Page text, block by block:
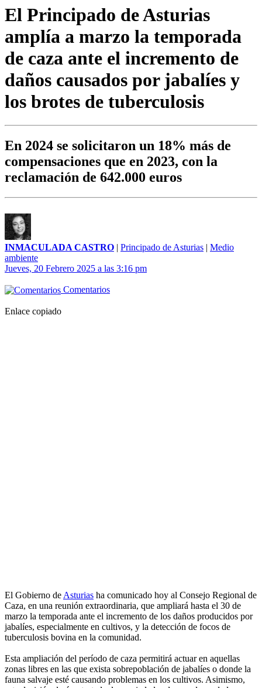
El Principado de Asturias
amplía a marzo la temporada
de caza ante el incremento de
daños causados por jabalíes y
los brotes de tuberculosis
En 2024 se solicitaron un 18% más de
compensaciones que en 2023, con la
reclamación de 642.000 euros
INMACULADA CASTRO | Principado de Asturias | Medio
ambiente
Jueves, 20 Febrero 2025 a las 3:16 pm
Comentarios
Enlace copiado
El Gobierno de Asturias ha comunicado hoy al Consejo Regional de
Caza, en una reunión extraordinaria, que ampliará hasta el 30 de
marzo la temporada ante el incremento de los daños producidos por
jabalíes, especialmente en cultivos, y la detección de focos de
tuberculosis bovina en la comunidad.
Esta ampliación del período de caza permitirá actuar en aquellas
zonas libres en las que exista sobrepoblación de jabalíes o donde la
fauna salvaje esté causando problemas en los cultivos. Asimismo,